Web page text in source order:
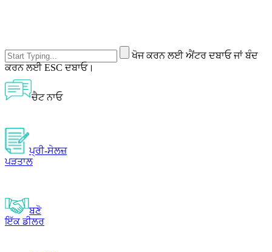
ਖੋਜ ਕਰਨ ਲਈ ਐਂਟਰ ਦਬਾਓ ਜਾਂ ਬੰਦ
ਕਰਨ ਲਈ ESC ਦਬਾਓ।
ਚੈਟ ਨਾਓ
ਪ੍ਰੀ-ਸੇਲਜ਼
ਪੜਤਾਲ
ਬਣੋ
ਇੱਕ ਡੀਲਰ